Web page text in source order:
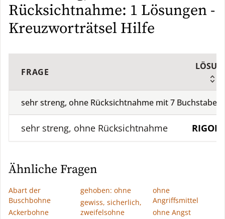
Rücksichtnahme: 1 Lösungen -
Kreuzworträtsel Hilfe
FRAGE
sehr streng, ohne Rücksichtnahme mit7 Buchstaben
sehr streng, ohne Rücksichtnahme
Ähnliche Fragen
Abart der
Buschbohne
Ackerbohne
gehoben: ohne
gewiss, sicherlich,
zweifelsohne
ohne
Angriffsmittel
ohne Angst